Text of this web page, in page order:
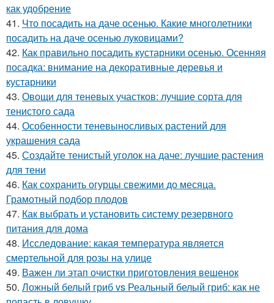
как удобрение
41. Что посадить на даче осенью. Какие многолетники
посадить на даче осенью луковицами?
42. Как правильно посадить кустарники осенью. Осенняя
посадка: внимание на декоративные деревья и
кустарники
43. Овощи для теневых участков: лучшие сорта для
тенистого сада
44. Особенности теневыносливых растений для
украшения сада
45. Создайте тенистый уголок на даче: лучшие растения
для тени
46. Как сохранить огурцы свежими до месяца.
Грамотный подбор плодов
47. Как выбрать и установить систему резервного
питания для дома
48. Исследование: какая температура является
смертельной для розы на улице
49. Важен ли этап очистки приготовления вешенок
50. Ложный белый гриб vs Реальный белый гриб: как не